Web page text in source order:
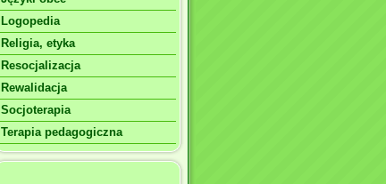
Logopedia
Religia, etyka
Resocjalizacja
Rewalidacja
Socjoterapia
Terapia pedagogiczna